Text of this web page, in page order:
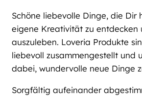
Schöne liebevolle Dinge, die Dir
eigene Kreativität zu entdecken
auszuleben. Loveria Produkte
liebevoll zusammengestellt und
dabei, wundervolle neue Dinge
Sorgfältig aufeinander